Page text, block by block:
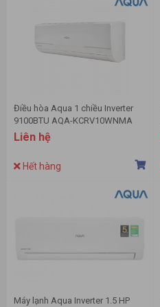
Điều hòa Aqua 1 chiều Inverter
9100BTU AQA-KCRV10WNMA
Liên hệ
Hết hàng
Máy lạnh Aqua Inverter 1.5 HP